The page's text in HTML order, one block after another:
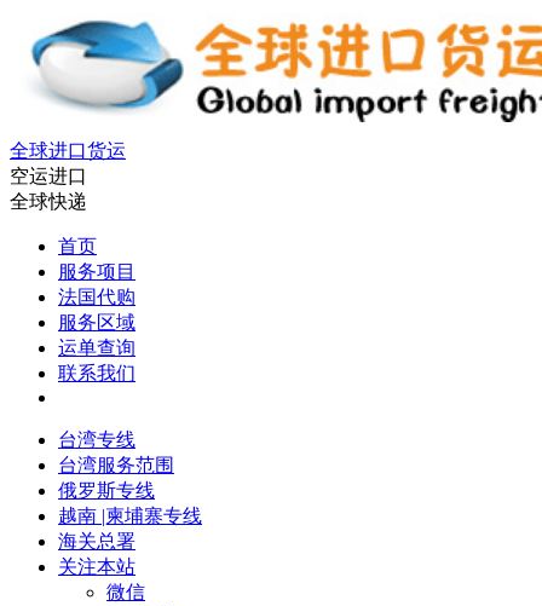
全球进口货运
空运进口
全球快递
首页
服务项目
法国代购
服务区域
运单查询
联系我们
台湾专线
台湾服务范围
俄罗斯专线
越南 |柬埔寨专线
海关总署
关注本站
微信